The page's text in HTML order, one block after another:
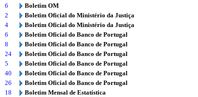
6
Boletim OM
2
Boletim Oficial do Ministério da Justiça
4
Boletim Oficial do Ministério da Justiça
6
Boletim Oficial do Banco de Portugal
8
Boletim Oficial do Banco de Portugal
24
Boletim Oficial do Banco de Portugal
5
Boletim Oficial do Banco de Portugal
40
Boletim Oficial do Banco de Portugal
26
Boletim Oficial do Banco de Portugal
18
Boletim Mensal de Estatística